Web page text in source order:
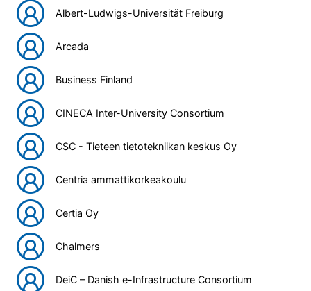
Albert-Ludwigs-Universität Freiburg
Arcada
Business Finland
CINECA Inter-University Consortium
CSC - Tieteen tietotekniikan keskus Oy
Centria ammattikorkeakoulu
Certia Oy
Chalmers
DeiC – Danish e-Infrastructure Consortium